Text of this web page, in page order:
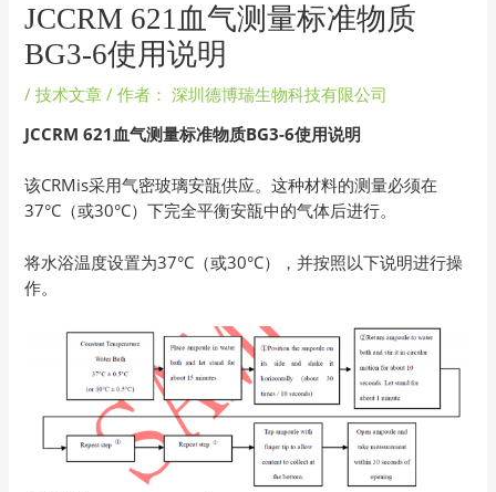
JCCRM 621血气测量标准物质
BG3-6使用说明
/技术文章 / 作者： 深圳德博瑞生物科技有限公司
JCCRM 621血气测量标准物质BG3-6使用说明
该CRMis采用气密玻璃安瓿供应。这种材料的测量必须在
37°C（或30°C）下完全平衡安瓿中的气体后进行。
将水浴温度设置为37°C（或30°C），并按照以下说明进行操
作。